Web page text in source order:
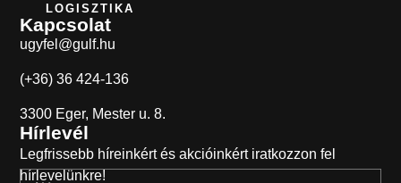
LOGISZTIKA
Kapcsolat
ugyfel@gulf.hu
(+36) 36 424-136
3300 Eger, Mester u. 8.
Hírlevél
Legfrissebb híreinkért és akcióinkért iratkozzon fel
hírlevelünkre!